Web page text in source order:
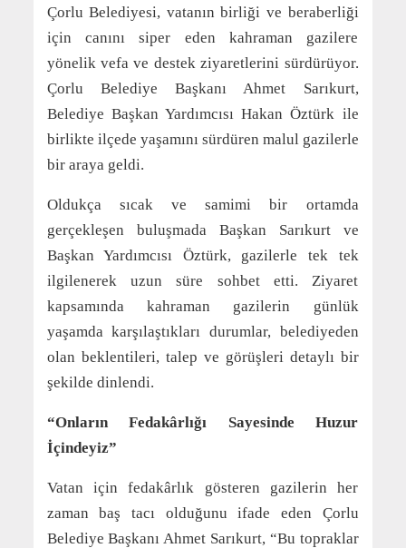
Çorlu Belediyesi, vatanın birliği ve beraberliği
için canını siper eden kahraman gazilere
yönelik vefa ve destek ziyaretlerini sürdürüyor.
Çorlu Belediye Başkanı Ahmet Sarıkurt,
Belediye Başkan Yardımcısı Hakan Öztürk ile
birlikte ilçede yaşamını sürdüren malul gazilerle
bir araya geldi.
Oldukça sıcak ve samimi bir ortamda
gerçekleşen buluşmada Başkan Sarıkurt ve
Başkan Yardımcısı Öztürk, gazilerle tek tek
ilgilenerek uzun süre sohbet etti. Ziyaret
kapsamında kahraman gazilerin günlük
yaşamda karşılaştıkları durumlar, belediyeden
olan beklentileri, talep ve görüşleri detaylı bir
şekilde dinlendi.
“Onların Fedakârlığı Sayesinde Huzur
İçindeyiz”
Vatan için fedakârlık gösteren gazilerin her
zaman baş tacı olduğunu ifade eden Çorlu
Belediye Başkanı Ahmet Sarıkurt, “Bu topraklar